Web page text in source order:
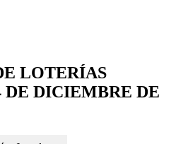
LOTERÍAS
DE DICIEMBRE DE